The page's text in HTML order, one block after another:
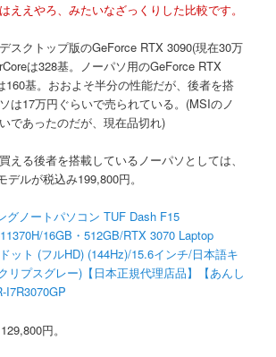
ええやろ、みたいなざっくりした比較です。
スクトップ版のGeForce RTX 3090(現在30万
は328基。ノーパソ用のGeForce RTX
160基。おおよそ半分の性能だが、後者を搭
は17万円ぐらいで売られている。(MSIのノ
であったのだが、現在品切れ)
える後者を搭載しているノーパソとしては、
ルが税込み199,800円。
グノートパソコン TUF Dash F15
16GB・512GB/RTX 3070 Laptop
ット (フルHD) (144Hz)/15.6インチ/日本語キ
リプスグレー)【日本正規代理店品】【あんし
I7R3070GP
円。